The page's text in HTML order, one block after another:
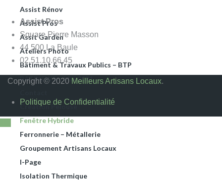
Assist Rénov
Assist’Pros
Assit Garden
Ateliers Photo
Bâtiment & Travaux Publics – BTP
BATINEWS – Mai 2021
Création Pelouse
Fenêtre Hybride
Ferronnerie – Métallerie
Groupement Artisans Locaux
I-Page
Isolation Thermique
Assist Pros
Square Pierre Masson
44 500 La Baule
02.51.10.66.45
Copyright © 2020 Meilleurs Artisans Locaux.
Politique de Confidentialité